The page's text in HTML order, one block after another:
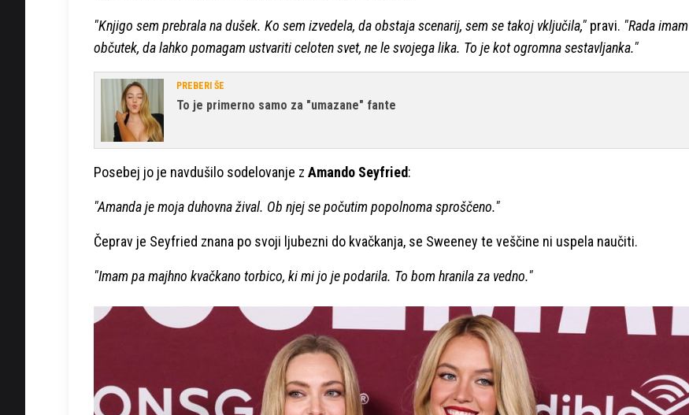
"Knjigo sem prebrala na dušek. Ko sem izvedela, da obstaja scenarij, sem se takoj vključila," pravi. "Rada imam
občutek, da lahko pomagam ustvariti celoten svet, ne le svojega lika. To je kot ogromna sestavljanka."
PREBERI ŠE
To je primerno samo za "umazane" fante
Posebej jo je navdušilo sodelovanje z Amando Seyfried:
"Amanda je moja duhovna žival. Ob njej se počutim popolnoma sproščeno."
Čeprav je Seyfried znana po svoji ljubezni do kvačkanja, se Sweeney te veščine ni uspela naučiti.
"Imam pa majhno kvačkano torbico, ki mi jo je podarila. To bom hranila za vedno."